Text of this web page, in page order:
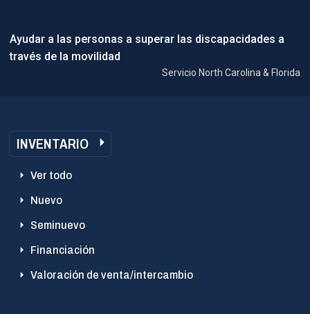
Ayudar a las personas a superar las discapacidades a
través de la movilidad
Servicio North Carolina & Florida
INVENTARIO
Ver todo
Nuevo
Seminuevo
Financiación
Valoración de venta/intercambio